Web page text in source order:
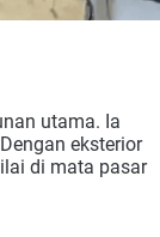
utama. Ia
eksterior
di mata pasar